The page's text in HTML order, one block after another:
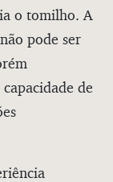
o tomilho. A
pode ser
de